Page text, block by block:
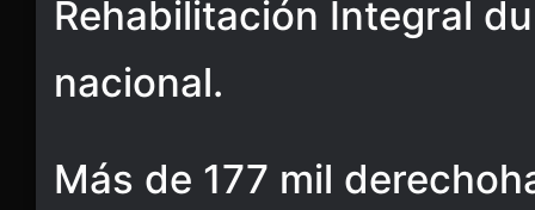
Rehabilitación Integral
nacional.
Más de 177 mil